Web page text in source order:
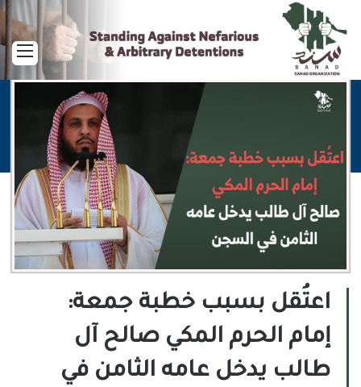
اعتُقل بسبب خطبة جمعة:
إمام الحرم المكي صالح آل
طالب يدخل عامه الثامن في